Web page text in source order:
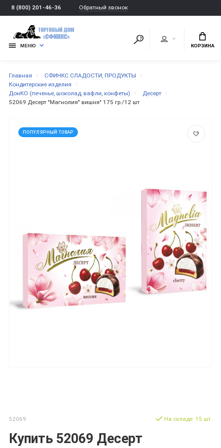
8 (800) 201-46-36 Обратный звонок
МЕНЮ КОРЗИНА
Главная
СФИНКС СЛАДОСТИ, ПРОДУКТЫ
Кондитерские изделия
ДонКО (печенье, шоколад, вафли, конфеты)
Десерт
52069 Десерт "Магнолия" вишня" 175 гр./12 шт
ПОПУЛЯРНЫЙ ТОВАР
52069
Купить 52069 Десерт
На складе: 15 шт.